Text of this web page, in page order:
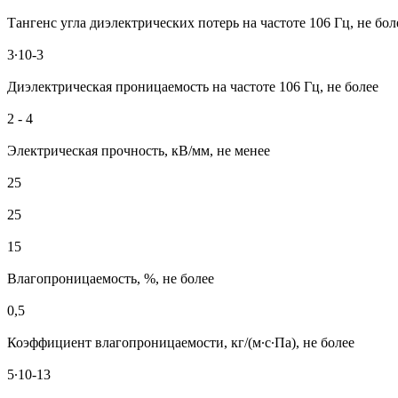
Тангенс угла диэлектрических потерь на частоте 106 Гц, не
3∙10-3
Диэлектрическая проницаемость на частоте 106 Гц, не более
2 - 4
Электрическая прочность, кВ/мм, не менее
25
25
15
Влагопроницаемость, %, не более
0,5
Коэффициент влагопроницаемости, кг/(м∙с∙Па), не более
5∙10-13